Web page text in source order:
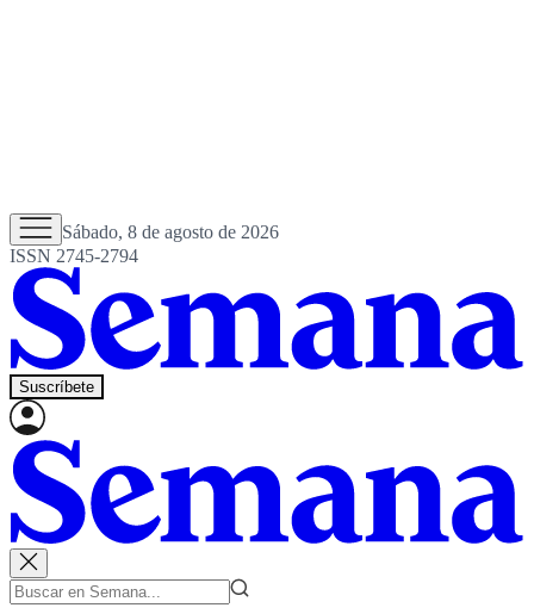
Sábado, 8 de agosto de 2026
ISSN 2745-2794
Suscríbete